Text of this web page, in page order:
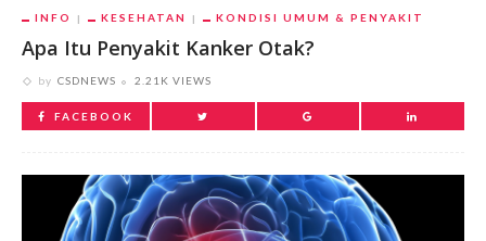
INFO KESEHATAN KONDISI UMUM & PENYAKIT
Apa Itu Penyakit Kanker Otak?
by CSDNEWS 2.21K VIEWS
FACEBOOK